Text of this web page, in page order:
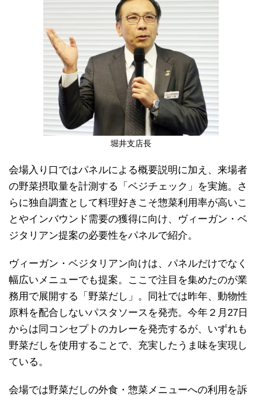
堀井支店長
会場入り口ではパネルによる概要説明に加え、来場者
の野菜摂取量を計測する「ベジチェック」を実施。さ
らに独自調査として料理好きこそ惣菜利用率が高いこ
とやインバウンド需要の獲得に向け、ヴィーガン・ベ
ジタリアン提案の必要性をパネルで紹介。
ヴィーガン・ベジタリアン向けは、パネルだけでなく
幅広いメニューでも提案。ここで注目を集めたのが業
務用で展開する「野菜だし」。同社では昨年、動物性
原料を配合しないパスタソースを発売。今年２月27日
からは同コンセプトのカレーを発売するが、いずれも
野菜だしを使用することで、充実したうま味を実現し
ている。
会場では野菜だしの外食・惣菜メニューへの利用を訴